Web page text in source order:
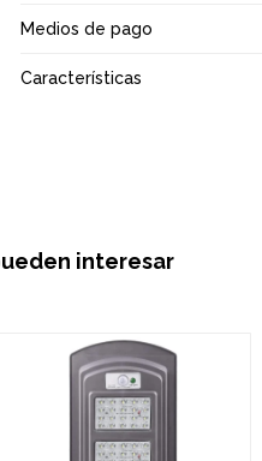
Medios de pago
Características
interesar